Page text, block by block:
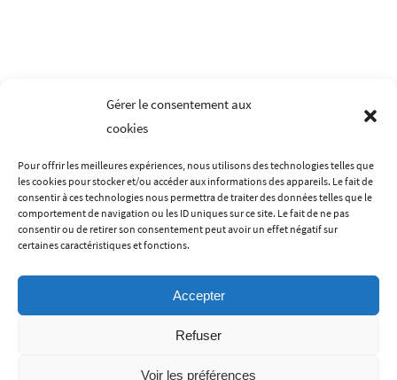
Gérer le consentement aux
cookies
Pour offrir les meilleures expériences, nous utilisons des technologies telles que
les cookies pour stocker et/ou accéder aux informations des appareils. Le fait de
consentir à ces technologies nous permettra de traiter des données telles que le
comportement de navigation ou les ID uniques sur ce site. Le fait de ne pas
consentir ou de retirer son consentement peut avoir un effet négatif sur
certaines caractéristiques et fonctions.
Accepter
Refuser
Voir les préférences
page
LES MENTIONS LÉGALES CONDITIONS GÉNÉRALES DE VENTES
POLITIQUE DE CONFIDENTIALITÉ CONTACT A PROPOS